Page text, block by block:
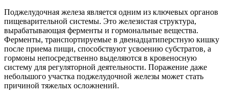
Поджелудочная железа является одним из ключевых органов
пищеварительной системы. Это железистая структура,
вырабатывающая ферменты и гормональные вещества.
Ферменты, транспортируемые в двенадцатиперстную кишку
после приема пищи, способствуют усвоению субстратов, а
гормоны непосредственно выделяются в кровеносную
систему для регуляторной деятельности. Поражение даже
небольшого участка поджелудочной железы может стать
причиной тяжелых осложнений.